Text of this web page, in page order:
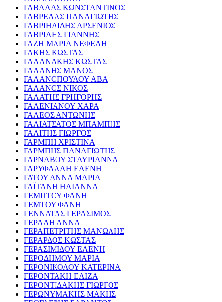
ΓΑΒΑΛΑΣ ΚΩΝΣΤΑΝΤΙΝΟΣ
ΓΑΒΡΕΛΑΣ ΠΑΝΑΓΙΩΤΗΣ
ΓΑΒΡΙΗΛΙΔΗΣ ΑΡΣΕΝΙΟΣ
ΓΑΒΡΙΛΗΣ ΓΙΑΝΝΗΣ
ΓΑΖΗ ΜΑΡΙΑ ΝΕΦΕΛΗ
ΓΑΚΗΣ ΚΩΣΤΑΣ
ΓΑΛΑΝΑΚΗΣ ΚΩΣΤΑΣ
ΓΑΛΑΝΗΣ ΜΑΝΟΣ
ΓΑΛΑΝΟΠΟΥΛΟΥ ΑΒΑ
ΓΑΛΑΝΟΣ ΝΙΚΟΣ
ΓΑΛΑΤΗΣ ΓΡΗΓΟΡΗΣ
ΓΑΛΕΝΙΑΝΟΥ ΧΑΡΑ
ΓΑΛΕΟΣ ΑΝΤΩΝΗΣ
ΓΑΛΙΑΤΣΑΤΟΣ ΜΠΑΜΠΗΣ
ΓΑΛΙΤΗΣ ΓΙΩΡΓΟΣ
ΓΑΡΜΠΗ ΧΡΙΣΤΙΝΑ
ΓΑΡΜΠΗΣ ΠΑΝΑΓΙΩΤΗΣ
ΓΑΡΝΑΒΟΥ ΣΤΑΥΡΙΑΝΝΑ
ΓΑΡΥΦΑΛΛΗ ΕΛΕΝΗ
ΓΑΤΟΥ ΑΝΝΑ ΜΑΡΙΑ
ΓΑΪΤΑΝΗ ΗΛΙΑΝΝΑ
ΓΕΜΠΤΟΥ ΦΑΝΗ
ΓΕΜΤΟΥ ΦΑΝΗ
ΓΕΝΝΑΤΑΣ ΓΕΡΑΣΙΜΟΣ
ΓΕΡΑΛΗ ΑΝΝΑ
ΓΕΡΑΠΕΤΡΙΤΗΣ ΜΑΝΩΛΗΣ
ΓΕΡΑΡΔΟΣ ΚΩΣΤΑΣ
ΓΕΡΑΣΙΜΙΔΟΥ ΕΛΕΝΗ
ΓΕΡΟΔΗΜΟΥ ΜΑΡΙΑ
ΓΕΡΟΝΙΚΟΛΟΥ ΚΑΤΕΡΙΝΑ
ΓΕΡΟΝΤΑΚΗ ΕΛΙΖΑ
ΓΕΡΟΝΤΙΔΑΚΗΣ ΓΙΩΡΓΟΣ
ΓΕΡΩΝΥΜΑΚΗΣ ΜΑΚΗΣ